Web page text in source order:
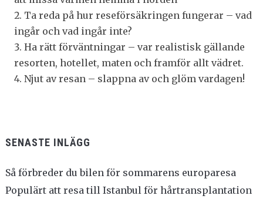
Ta reda på hur reseförsäkringen fungerar – vad
ingår och vad ingår inte?
Ha rätt förväntningar – var realistisk gällande
resorten, hotellet, maten och framför allt vädret.
Njut av resan – slappna av och glöm vardagen!
SENASTE INLÄGG
Så förbreder du bilen för sommarens europaresa
Populärt att resa till Istanbul för hårtransplantation